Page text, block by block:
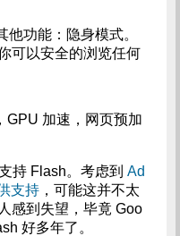
功能：隐身模式。
可以安全的浏览任何
GPU 加速，网页预加
持 Flash。考虑到 Ad
支持，可能这并不太
感到失望，毕竟 Goo
好多年了。